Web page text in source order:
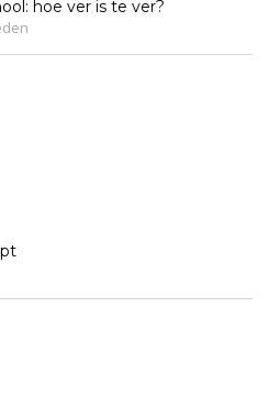
hoe ver is te ver?